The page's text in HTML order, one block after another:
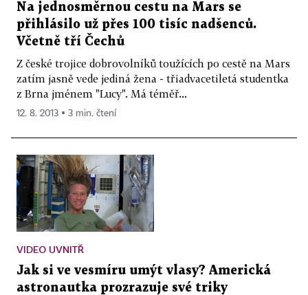
Na jednosměrnou cestu na Mars se
přihlásilo už přes 100 tisíc nadšenců.
Včetně tří Čechů
Z české trojice dobrovolníků toužících po cestě na Mars
zatím jasně vede jediná žena - třiadvacetiletá studentka
z Brna jménem "Lucy". Má téměř...
12. 8. 2013 ▪ 3 min. čtení
VIDEO UVNITŘ
Jak si ve vesmíru umýt vlasy? Americká
astronautka prozrazuje své triky